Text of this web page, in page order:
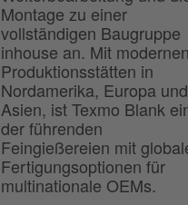
Montage zu einer
vollständigen Baugruppe
inhouse an. Mit modernen
Produktionsstätten in
Nordamerika, Europa und
Asien, ist Texmo Blank
der führenden
Feingießereien mit
Fertigungsoptionen für
multinationale OEMs.